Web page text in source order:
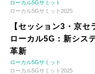
ローカル5Gサミット
ローカル5Gサミット2025
【セッション3・京
ローカル5G：新シス
革新
ローカル5Gサミット
ローカル5Gサミット2025